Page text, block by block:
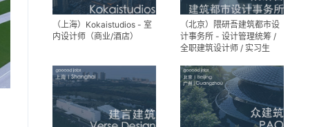
（上海）Kokaistudios - 室
内设计师（商业/酒店）
（北京）隈研吾建筑都市设
计事务所 - 设计管理统筹 /
全职建筑设计师 / 实习生